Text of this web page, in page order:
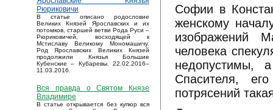
Рюриковичи
В статье описано родословие
Великих Князей Ярославских и их
потомков, старшей ветви Рода Руси –
Рюриковичей, восходящей к
Мстиславу Великому Мономашичу.
Род Ярославских Великих Князей
продолжили Князья Большие
Кубенские – Кубаревы. 22.02.2016–
11.03.2016.
Вся правда о Святом Князе
Владимире
В статье открывается без купюр вся
Софии в
женскому
изображений
человека
недопустимы,
Спасителя,
потрясений